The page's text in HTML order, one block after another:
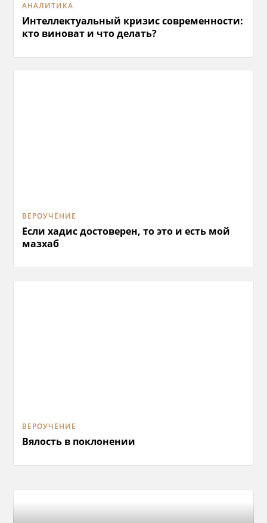
АНАЛИТИКА
Интеллектуальный кризис современности:
кто виноват и что делать?
ВЕРОУЧЕНИЕ
Если хадис достоверен, то это и есть мой
мазхаб
ВЕРОУЧЕНИЕ
Вялость в поклонении